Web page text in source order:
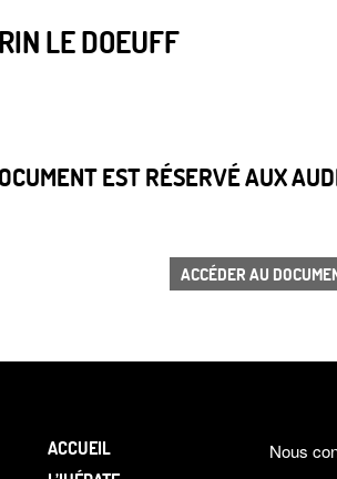
LE DOEUFF
EST RÉSERVÉ AUX
ACCÉDER AU
ACCUEIL
Nous